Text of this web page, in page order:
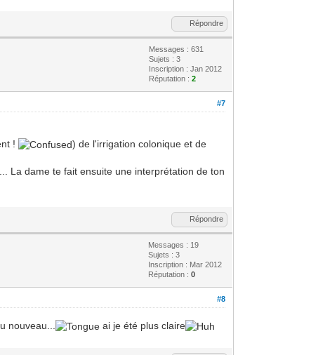
Répondre
Messages : 631
Sujets : 3
Inscription : Jan 2012
Réputation :2
#7
!
) de l'irrigation colonique et de
La dame te fait ensuite une interprétation de ton
Répondre
Messages : 19
Sujets : 3
Inscription : Mar 2012
Réputation :0
#8
nouveau... ai je été plus claire